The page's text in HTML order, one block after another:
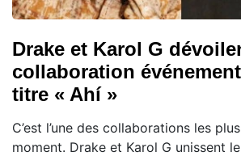
Drake et Karol G
collaboration
titre « Ahí »
C’est l’une des collaborations les
moment. Drake et Karol G unissent